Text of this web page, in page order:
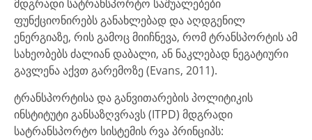
მდგრადი სატრანსპორტო საშუალებები
ფუნქციონირებს განახლებად და აღდგენილ
ენერგიაზე, რის გამოც მიიჩნევა, რომ ტრანსპორტის ამ
სახეობებს ძალიან დაბალი, ან ნაკლებად ნეგატიური
გავლენა აქვთ გარემოზე (Evans, 2011).
ტრანსპორტისა და განვითარების პოლიტიკის
ინსტიტუტი განსაზღვრავს (ITPD) მდგრადი
სატრანსპორტო სისტემის რვა პრინციპს: